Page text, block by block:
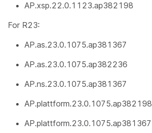
AP.xsp.22.0.1123.ap382198
For R23:
AP.as.23.0.1075.ap381367
AP.as.23.0.1075.ap382236
AP.ns.23.0.1075.ap381367
AP.plattform.23.0.1075.ap382198
AP.plattform.23.0.1075.ap381367